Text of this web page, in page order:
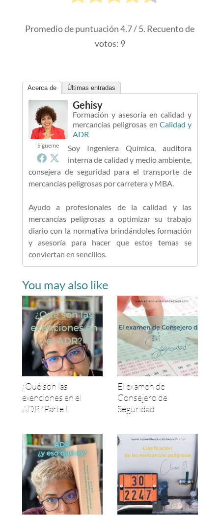
Promedio de puntuación4.7/ 5. Recuento de
votos: 9
Acerca de Últimas entradas
Sígueme
Gehisy
Formación y asesoría en calidad y
mercancías peligrosas en Calidad y
ADR
Soy Ingeniera Química, auditora
interna de calidad y medio ambiente,
consejera de seguridad para el transporte de
mercancías peligrosas por carretera y MBA.
Ayudo a profesionales de la calidad y las
mercancías peligrosas a optimizar su trabajo
diario con la normativa brindándoles formación
y asesoría para hacer que estos temas se
conviertan en sencillos.
You may also like
¿Qué son las
exenciones en el
ADR? Parte II
El examen de
Consejero de
Seguridad